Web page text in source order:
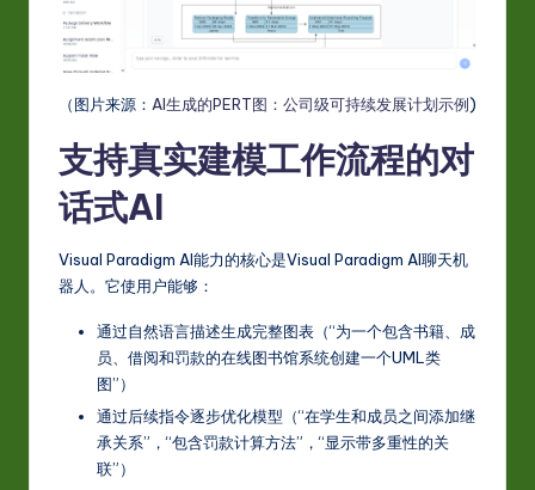
L
（图片来源： AI生成的PERT图：公司级可持续发展计划示例)
支持真实建模工作流程的对
话式AI
Visual Paradigm AI能力的核心是Visual Paradigm AI聊天机
器人。它使用户能够：
通过自然语言描述生成完整图表（“为一个包含书籍、成
员、借阅和罚款的在线图书馆系统创建一个UML类
图”）
通过后续指令逐步优化模型（“在学生和成员之间添加继
承关系”，“包含罚款计算方法”，“显示带多重性的关
联”）